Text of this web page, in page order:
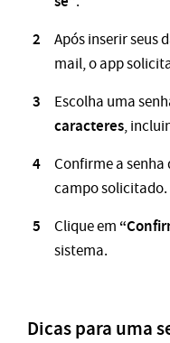
Após inserir seus
mail, o app
Escolha uma
caracteres,
Confirme a
campo solicitado.
Clique em
sistema.
Dicas para uma